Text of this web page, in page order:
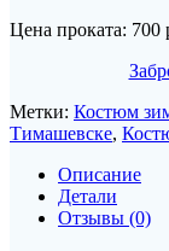
Цена проката: 700
Метки: Костюм
Тимашевске,
Описание
Детали
Отзывы (0)